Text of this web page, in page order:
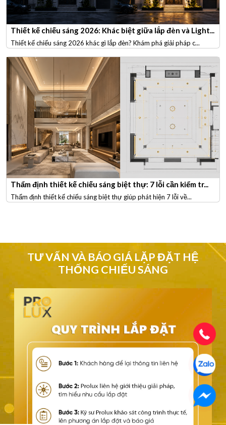
Thiết kế chiếu sáng 2026: Khác biệt giữa lắp đèn và Light...
Thiết kế chiếu sáng 2026 khác gì lắp đèn? Khám phá giải pháp c...
Thẩm định thiết kế chiếu sáng biệt thự: 7 lỗi cần kiểm tr...
Thẩm định thiết kế chiếu sáng biệt thự giúp phát hiện 7 lỗi về...
TƯ VẤN VÀ BÁO GIÁ LẶP ĐẶT HỆ
THỐNG CHIẾU SÁNG